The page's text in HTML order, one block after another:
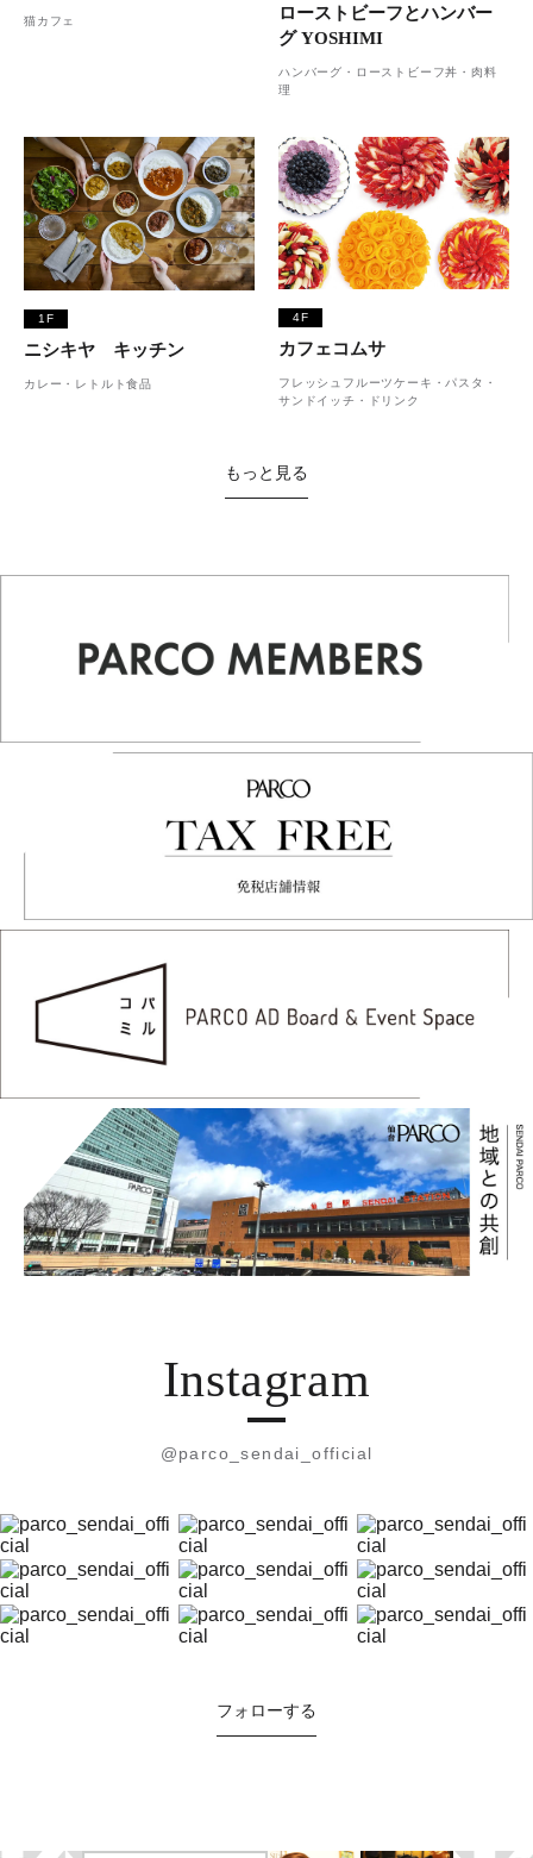
猫カフェ
ローストビーフとハンバー
グ YOSHIMI
ハンバーグ・ローストビーフ丼・肉料
理
1F
ニシキヤ キッチン
カレー・レトルト食品
4F
カフェコムサ
フレッシュフルーツケーキ・パスタ・
サンドイッチ・ドリンク
もっと見る
Instagram
@parco_sendai_official
フォローする